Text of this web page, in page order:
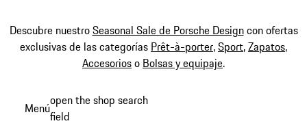
Descubre nuestroSeasonal Sale de Porsche Designcon ofertas
exclusivas de las categorías Prêt-à-porter,Sport,Zapatos,
Accesorioso Bolsas y equipaje.
Menúopen the shop search
field